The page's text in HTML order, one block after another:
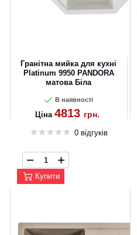
Гранітна мийка для кухні
Platinum 9950 PANDORA
матова Біла
В наявності
Ціна 4813 грн.
0 відгуків
Купити